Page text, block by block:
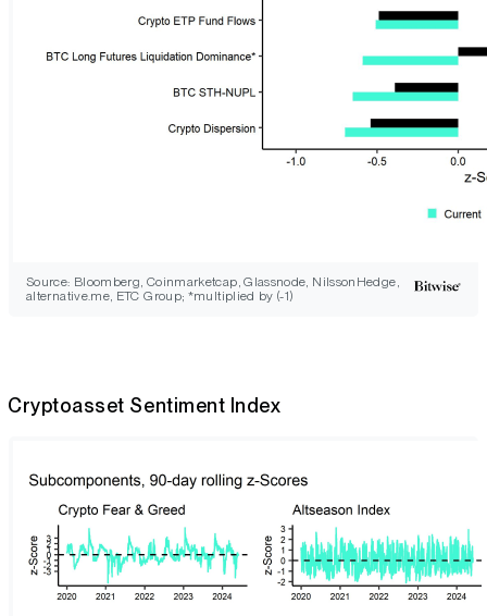
Source: Bloomberg, Coinmarketcap, Glassnode, NilssonHedge,
alternative.me, ETC Group; *multiplied by (-1)
Cryptoasset Sentiment Index